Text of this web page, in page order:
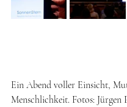
Ein Abend voller Einsicht,
Menschlichkeit. Fotos: Jürgen